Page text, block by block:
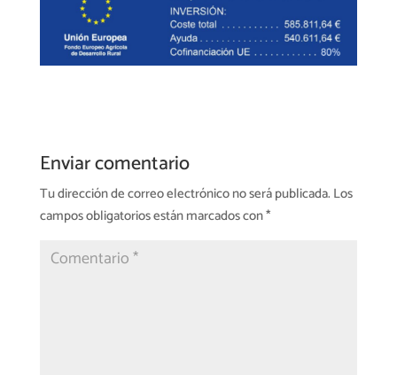
Enviar comentario
Tu dirección de correo electrónico no será publicada. Los
campos obligatorios están marcados con*